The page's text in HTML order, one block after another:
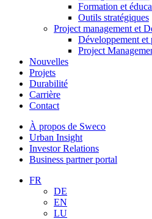
Formation et
Outils stratégiques
Project management et
Développement et
Project
Nouvelles
Projets
Durabilité
Carrière
Contact
À propos de Sweco
Urban Insight
Investor Relations
Business partner portal
FR
DE
EN
LU